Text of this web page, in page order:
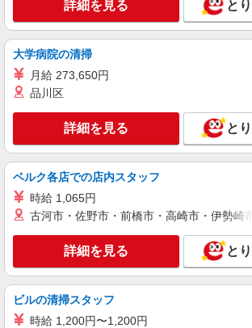
詳細を見る と
大学病院の清掃
月給 273,650円
品川区
詳細を見る と
ベルク各店での店内スタッフ
時給 1,065円
古河市・佐野市・前橋市・高崎市・伊勢崎
詳細を見る と
ビルの清掃スタッフ
時給 1,200円〜1,200円